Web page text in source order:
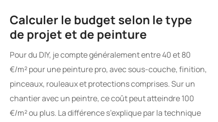
Calculer le budget selon le type
de projet et de peinture
Pour du DIY, je compte généralement entre 40 et 80
€/m² pour une peinture pro, avec sous-couche, finition,
pinceaux, rouleaux et protections comprises. Sur un
chantier avec un peintre, ce coût peut atteindre 100
€/m² ou plus. La différence s’explique par la technique